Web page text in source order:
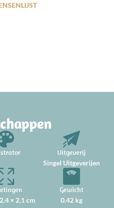
Uitgeverij
Singel Uitgeverijen
× 2.1 cm
Gewicht
0.42 kg